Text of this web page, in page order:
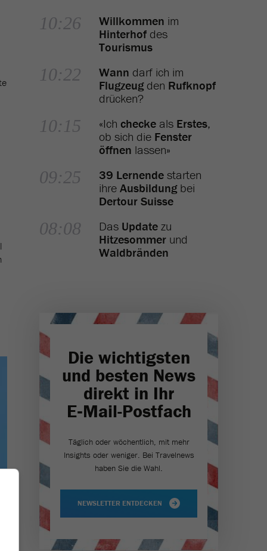
10:26 Willkommen im
Hinterhof des
Tourismus
10:22 Wann darf ich im
Flugzeugden Rufknopf
drücken?
10:15 «Ich checke als Erstes,
ob sich die Fenster
öffnen lassen»
09:25 39 Lernende starten
ihre Ausbildungbei
Dertour Suisse
08:08 Das Update zu
Hitzesommer und
Waldbränden
Die wichtigsten
und besten News
direkt in Ihr
E‑Mail-Postfach
Täglich oder wöchentlich, mit mehr
Insights oder weniger. Bei Travel­news
haben Sie die Wahl.
NEWSLETTER ENTDECKEN